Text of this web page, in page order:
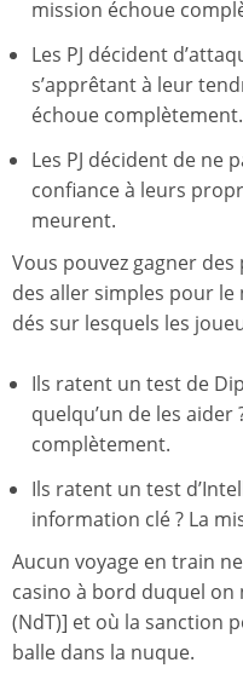
mission échoue
Les PJ décident
s’apprêtant à leur
échoue complètement.
Les PJ décident de ne
confiance à leurs
meurent.
Vous pouvez gagner
des aller simples pour le
dés sur lesquels les
Ils ratent un test de
quelqu’un de les aider
complètement.
Ils ratent un test
information clé ? La
Aucun voyage en train
casino à bord duquel on
(NdT)] et où la sanction
balle dans la nuque.